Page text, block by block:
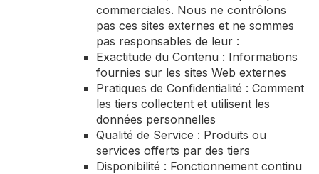
commerciales. Nous ne contrôlons
pas ces sites externes et ne sommes
pas responsables de leur :
Exactitude du Contenu : Informations
fournies sur les sites Web externes
Pratiques de Confidentialité : Comment
les tiers collectent et utilisent les
données personnelles
Qualité de Service : Produits ou
services offerts par des tiers
Disponibilité : Fonctionnement continu